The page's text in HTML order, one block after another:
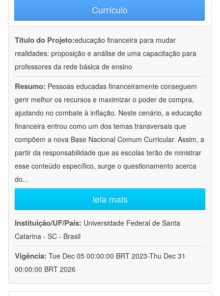
Currículo
Título do Projeto:educação financeira para mudar
realidades: proposição e análise de uma capacitação para
professores da rede básica de ensino
Resumo: Pessoas educadas financeiramente conseguem
gerir melhor os recursos e maximizar o poder de compra,
ajudando no combate à inflação. Neste cenário, a educação
financeira entrou como um dos temas transversais que
compõem a nova Base Nacional Comum Curricular. Assim, a
partir da responsabilidade que as escolas terão de ministrar
esse conteúdo específico, surge o questionamento acerca
do...
leia mais
Instituição/UF/País: Universidade Federal de Santa
Catarina - SC - Brasil
Vigência: Tue Dec 05 00:00:00 BRT 2023-Thu Dec 31
00:00:00 BRT 2026